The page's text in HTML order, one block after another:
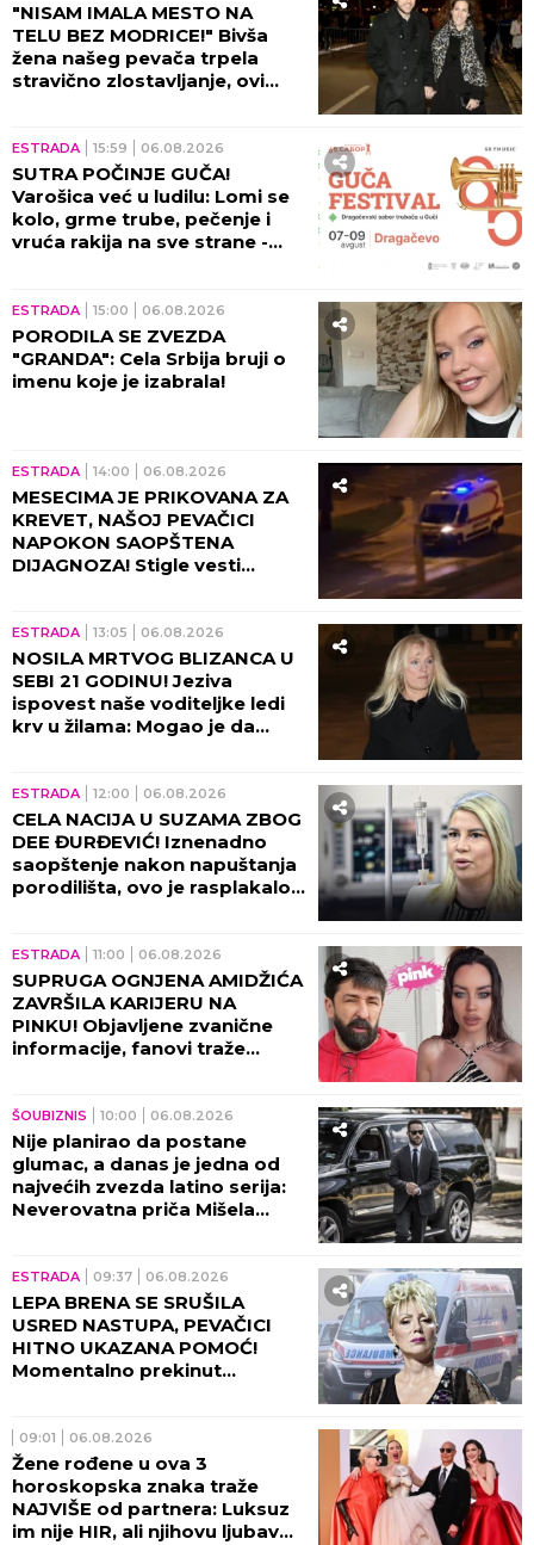
"NISAM IMALA MESTO NA
TELU BEZ MODRICE!" Bivša
žena našeg pevača trpela
stravično zlostavljanje, ovi
ESTRADA 15:59 06.08.2026
SUTRA POČINJE GUČA!
Varošica već u ludilu: Lomi se
kolo, grme trube, pečenje i
vruća rakija na sve strane -
ESTRADA 15:00 06.08.2026
PORODILA SE ZVEZDA
"GRANDA": Cela Srbija bruji o
imenu koje je izabrala!
ESTRADA 14:00 06.08.2026
MESECIMA JE PRIKOVANA ZA
KREVET, NAŠOJ PEVAČICI
NAPOKON SAOPŠTENA
DIJAGNOZA! Stigle vesti
ESTRADA 13:05 06.08.2026
NOSILA MRTVOG BLIZANCA U
SEBI 21 GODINU! Jeziva
ispovest naše voditeljke ledi
krv u žilama: Mogao je da
ESTRADA 12:00 06.08.2026
CELA NACIJA U SUZAMA ZBOG
DEE ĐURĐEVIĆ! Iznenadno
saopštenje nakon napuštanja
porodilišta, ovo je rasplakalo
ESTRADA 11:00 06.08.2026
SUPRUGA OGNJENA AMIDŽIĆA
ZAVRŠILA KARIJERU NA
PINKU! Objavljene zvanične
informacije, fanovi traže
ŠOUBIZNIS 10:00 06.08.2026
Nije planirao da postane
glumac, a danas je jedna od
najvećih zvezda latino serija:
Neverovatna priča Mišela
ESTRADA 09:37 06.08.2026
LEPA BRENA SE SRUŠILA
USRED NASTUPA, PEVAČICI
HITNO UKAZANA POMOĆ!
Momentalno prekinut
09:01 06.08.2026
Žene rođene u ova 3
horoskopska znaka traže
NAJVIŠE od partnera: Luksuz
im nije HIR, ali njihovu ljubav